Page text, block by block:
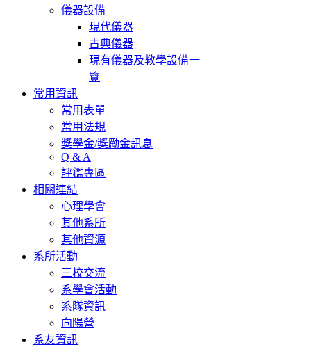
儀器設備
現代儀器
古典儀器
現有儀器及教學設備一
覽
常用資訊
常用表單
常用法規
獎學金/獎勵金訊息
Q & A
評鑑專區
相關連結
心理學會
其他系所
其他資源
系所活動
三校交流
系學會活動
系隊資訊
向陽營
系友資訊